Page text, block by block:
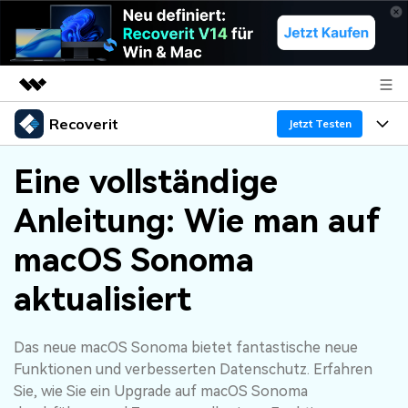
Top-Produkte
Dienstprogramme
Business
Überblick
Lösungen
Über uns
Presseraum
Shop
Support
Recoverit Jetzt Testen
Produkte
Recoverit für Windows
KI
Ein führendes Tool zur Datenrettung für Windows
Kostenlos Testen
Recoverit für Mac
KI
Funktionen
Wiederherstellung von Laufwerken
Gel?schte Medien wiederherstellen
Exklusive Wiederherstellungsl?sungen
Ressourcen
Warum Recoverit
Experte für Datenrettung
Kundengeschichten
Guide
Eine vollständige
Anleitung: Wie man auf
macOS Sonoma
aktualisiert
Das neue macOS Sonoma bietet fantastische neue
Funktionen und verbesserten Datenschutz. Erfahren
Sie, wie Sie ein Upgrade auf macOS Sonoma